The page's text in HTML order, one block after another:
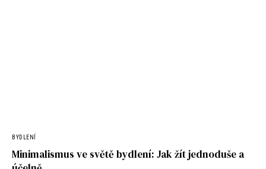
BYDLENÍ
Minimalismus ve světě bydlení: Jak žít jednoduše a